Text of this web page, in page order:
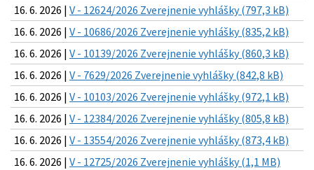
16. 6. 2026 | V - 12624/2026 Zverejnenie vyhlášky (797,3 kB)
16. 6. 2026 | V - 10686/2026 Zverejnenie vyhlášky (835,2 kB)
16. 6. 2026 | V - 10139/2026 Zverejnenie vyhlášky (860,3 kB)
16. 6. 2026 | V - 7629/2026 Zverejnenie vyhlášky (842,8 kB)
16. 6. 2026 | V - 10103/2026 Zverejnenie vyhlášky (972,1 kB)
16. 6. 2026 | V - 12384/2026 Zverejnenie vyhlášky (805,8 kB)
16. 6. 2026 | V - 13554/2026 Zverejnenie vyhlášky (873,4 kB)
16. 6. 2026 | V - 12725/2026 Zverejnenie vyhlášky (1,1 MB)